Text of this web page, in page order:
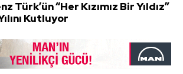
Türk’ün “Her Kızımız Bir Yıldız”
Kutluyor